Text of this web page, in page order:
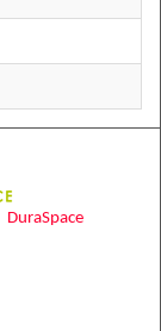
DuraSpace